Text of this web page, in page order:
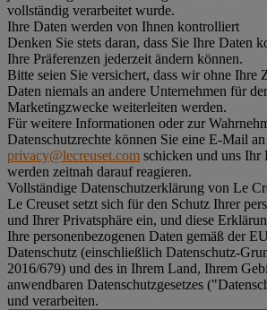
vollständig verarbeitet wurde.
Ihre Daten werden von Ihnen kontrolliert
Denken Sie stets daran, dass Sie Ihre Daten
Ihre Präferenzen jederzeit ändern können.
Bitte seien Sie versichert, dass wir ohne Ihre
Daten niemals an andere Unternehmen für
Marketingzwecke weiterleiten werden.
Für weitere Informationen oder zur
Datenschutzrechte können Sie eine E-Mail an
privacy@lecreuset.com schicken und uns
werden zeitnah darauf reagieren.
Vollständige Datenschutzerklärung von Le
Le Creuset setzt sich für den Schutz Ihrer
und Ihrer Privatsphäre ein, und diese
Ihre personenbezogenen Daten gemäß der
Datenschutz (einschließlich Datenschutz-
2016/679) und des in Ihrem Land, Ihrem
anwendbaren Datenschutzgesetzes ("
und verarbeiten.